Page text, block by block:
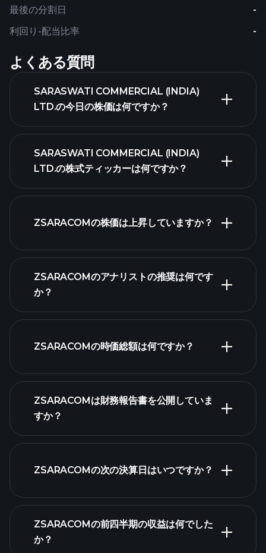
利回り-配当比率 -
最後の分割日 -
よくある質問
SARASWATI COMMERCIAL (INDIA)
LTD.の今日の株価は何ですか？
詳細チャー
SARASWATI COMMERCIAL (INDIA)
LTD.の株式ティッカーは何ですか？
ZSARACOMの株価は上昇していますか？
ZSARACOMチ
ZSARACOMのアナリストの推奨は何です
か？
ZSARACOMの時価総額は何ですか？
株式リスト
ZSARACOMは財務報告書を公開していま
すか？
ZSARACOMの次の決算日はいつですか？
決算カレンダー
ZSARACOMの前四半期の収益は何でした
か？